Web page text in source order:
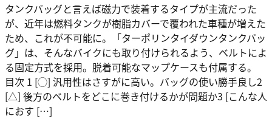
タンクバッグと言えば磁力で装着するタイプが主流だった
が、近年は燃料タンクが樹脂カバーで覆われた車種が増えた
ため、これが不可能に。「ターポリンタイダウンタンクバッ
グ」は、そんなバイクにも取り付けられるよう、ベルトによ
る固定方式を採用。脱着可能なマップケースも付属する。
目次 1 [◯] 汎用性はさすがに高い。バッグの使い勝手良し2
[△] 後方のベルトをどこに巻き付けるかが問題か3 [こんな人
におす […]